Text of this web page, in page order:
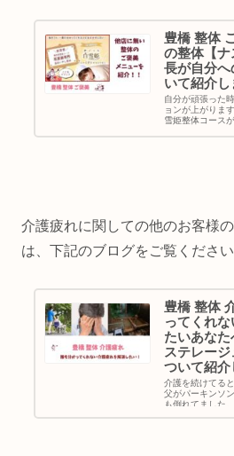
豊橋 整体
の整体【ナ
長が自分へ
いて紹介し
自分が頑張った
ョンが上がりますね。 様々なご褒美
雪姫整体コースが
介護疲れに関しての他のお客様
は、下記のブログをご覧ください
豊橋 整体
ってくれ
たいあな
ステレー
ついて紹介
介護を続けてる
父がパーキンソ
も倒れてました。 夜中に何度も起きると、体の
疲れが溜まって